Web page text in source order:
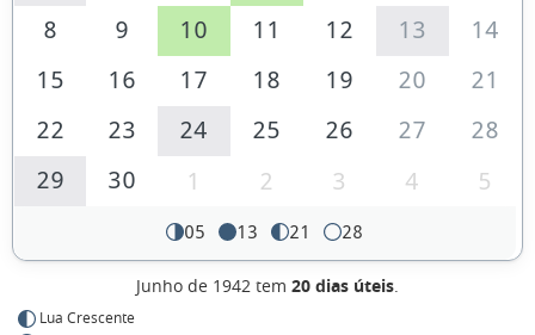
8
9 10 11 12 13
14
15
16 17 18 19 20
21
22
23 24 25 26 27
28
29
30 1 2 3 4 5
05 13 21 28
Junho de 1942 tem 20 dias úteis.
Lua Crescente